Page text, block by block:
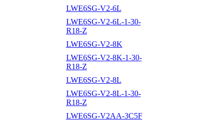
LWE6SG-V2-6L
LWE6SG-V2-6L-1-30-
R18-Z
LWE6SG-V2-8K
LWE6SG-V2-8K-1-30-
R18-Z
LWE6SG-V2-8L
LWE6SG-V2-8L-1-30-
R18-Z
LWE6SG-V2AA-3C5F